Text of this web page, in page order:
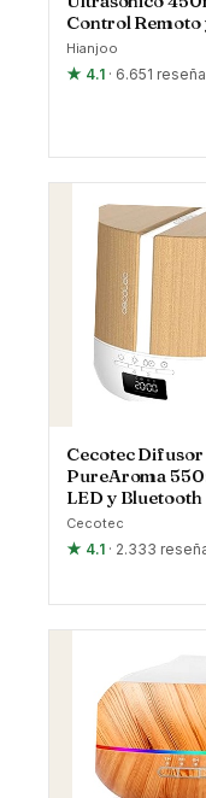
Control Remoto
Hianjoo
★ 4.1 · 6.651
Cecotec
PureAroma
LED y Bluetooth
Cecotec
★ 4.1 · 2.333